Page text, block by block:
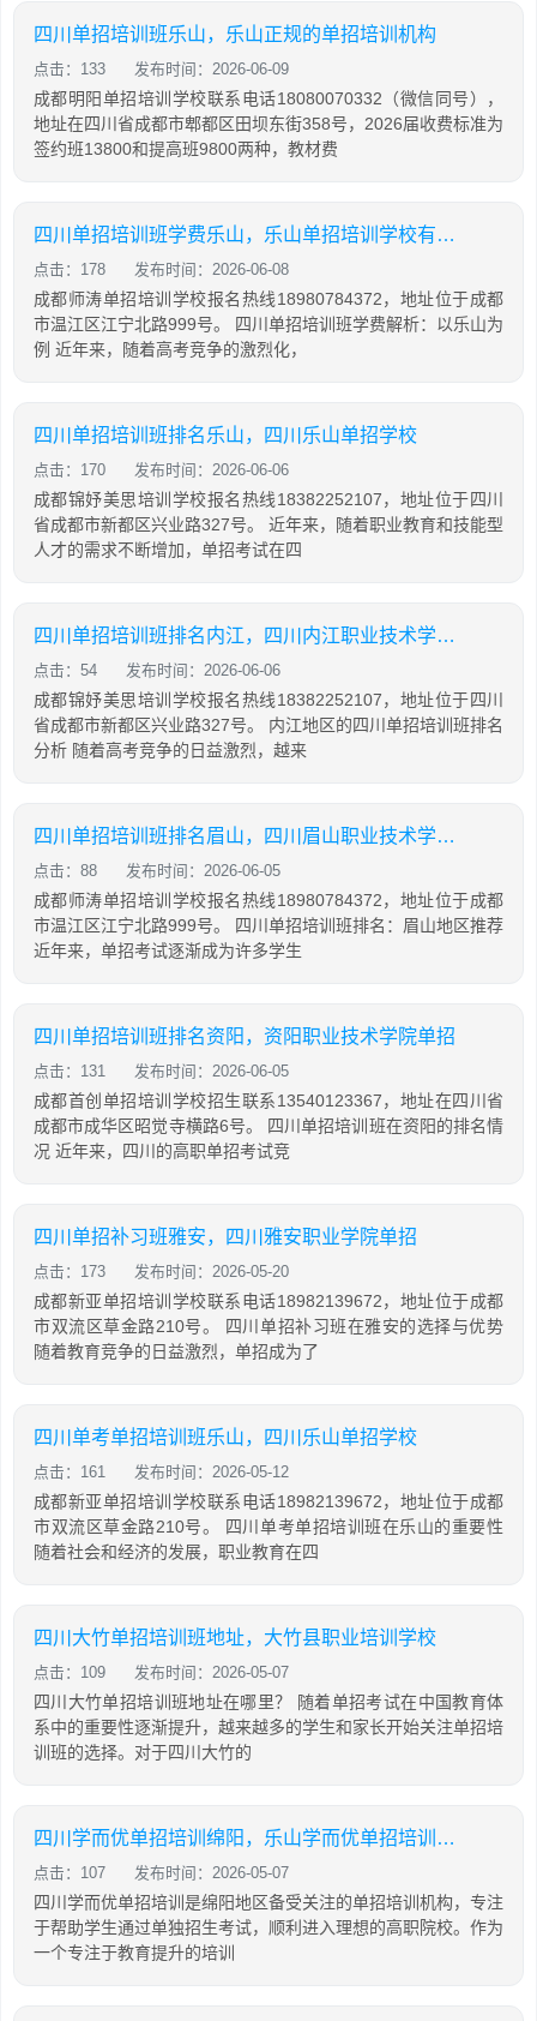
四川单招培训班乐山，乐山正规的单招培训机构
点击：133 发布时间：2026-06-09
成都明阳单招培训学校联系电话18080070332（微信同号），
地址在四川省成都市郫都区田坝东街358号，2026届收费标准为
签约班13800和提高班9800两种，教材费
四川单招培训班学费乐山，乐山单招培训学校有哪些
点击：178 发布时间：2026-06-08
成都师涛单招培训学校报名热线18980784372，地址位于成都
市温江区江宁北路999号。 四川单招培训班学费解析：以乐山为
例 近年来，随着高考竞争的激烈化，
四川单招培训班排名乐山，四川乐山单招学校
点击：170 发布时间：2026-06-06
成都锦妤美思培训学校报名热线18382252107，地址位于四川
省成都市新都区兴业路327号。 近年来，随着职业教育和技能型
人才的需求不断增加，单招考试在四
四川单招培训班排名内江，四川内江职业技术学校单招
点击：54 发布时间：2026-06-06
成都锦妤美思培训学校报名热线18382252107，地址位于四川
省成都市新都区兴业路327号。 内江地区的四川单招培训班排名
分析 随着高考竞争的日益激烈，越来
四川单招培训班排名眉山，四川眉山职业技术学院单招
点击：88 发布时间：2026-06-05
成都师涛单招培训学校报名热线18980784372，地址位于成都
市温江区江宁北路999号。 四川单招培训班排名：眉山地区推荐
近年来，单招考试逐渐成为许多学生
四川单招培训班排名资阳，资阳职业技术学院单招
点击：131 发布时间：2026-06-05
成都首创单招培训学校招生联系13540123367，地址在四川省
成都市成华区昭觉寺横路6号。 四川单招培训班在资阳的排名情
况 近年来，四川的高职单招考试竞
四川单招补习班雅安，四川雅安职业学院单招
点击：173 发布时间：2026-05-20
成都新亚单招培训学校联系电话18982139672，地址位于成都
市双流区草金路210号。 四川单招补习班在雅安的选择与优势
随着教育竞争的日益激烈，单招成为了
四川单考单招培训班乐山，四川乐山单招学校
点击：161 发布时间：2026-05-12
成都新亚单招培训学校联系电话18982139672，地址位于成都
市双流区草金路210号。 四川单考单招培训班在乐山的重要性
随着社会和经济的发展，职业教育在四
四川大竹单招培训班地址，大竹县职业培训学校
点击：109 发布时间：2026-05-07
四川大竹单招培训班地址在哪里？ 随着单招考试在中国教育体
系中的重要性逐渐提升，越来越多的学生和家长开始关注单招培
训班的选择。对于四川大竹的
四川学而优单招培训绵阳，乐山学而优单招培训学校
点击：107 发布时间：2026-05-07
四川学而优单招培训是绵阳地区备受关注的单招培训机构，专注
于帮助学生通过单独招生考试，顺利进入理想的高职院校。作为
一个专注于教育提升的培训